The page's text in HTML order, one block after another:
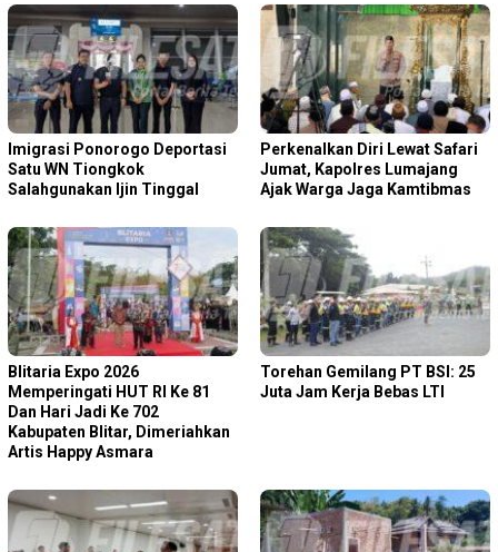
Imigrasi Ponorogo Deportasi
Satu WN Tiongkok
Salahgunakan Ijin Tinggal
Perkenalkan Diri Lewat Safari
Jumat, Kapolres Lumajang
Ajak Warga Jaga Kamtibmas
Blitaria Expo 2026
Memperingati HUT RI Ke 81
Dan Hari Jadi Ke 702
Kabupaten Blitar, Dimeriahkan
Artis Happy Asmara
Torehan Gemilang PT BSI: 25
Juta Jam Kerja Bebas LTI